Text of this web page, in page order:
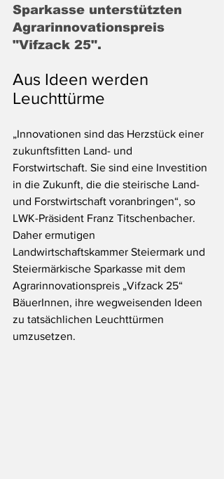
Sparkasse unterstützten
Agrarinnovationspreis
"Vifzack 25".
Aus Ideen werden
Leuchttürme
„Innovationen sind das Herzstück einer
zukunftsfitten Land- und
Forstwirtschaft. Sie sind eine Investition
in die Zukunft, die die steirische Land-
und Forstwirtschaft voranbringen“, so
LWK-Präsident Franz Titschenbacher.
Daher ermutigen
Landwirtschaftskammer Steiermark und
Steiermärkische Sparkasse mit dem
Agrarinnovationspreis „Vifzack 25“
BäuerInnen, ihre wegweisenden Ideen
zu tatsächlichen Leuchttürmen
umzusetzen.